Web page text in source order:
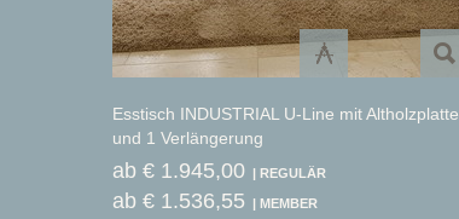
Esstisch INDUSTRIAL U-Line mit Altholzplatte
und 1 Verlängerung
ab € 1.945,00
ab € 1.536,55